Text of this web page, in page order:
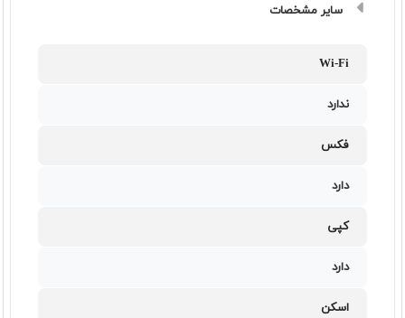
سایر مشخصات
Wi-Fi
ندارد
فکس
دارد
کپی
دارد
اسکن